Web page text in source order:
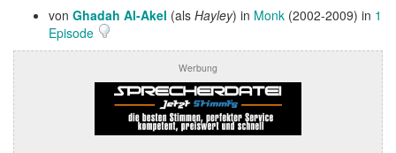
von Ghadah Al-Akel (als Hayley) in Monk (2002-2009) in 1
Episode
Werbung